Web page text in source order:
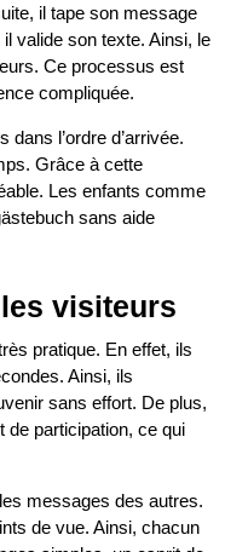
il tape son message
valide son texte. Ainsi, le
Ce processus est
compliquée.
l’ordre d’arrivée.
Grâce à cette
Les enfants comme
sans aide
visiteurs
pratique. En effet, ils
Ainsi, ils
sans effort. De plus,
de participation, ce qui
messages des autres.
de vue. Ainsi, chacun